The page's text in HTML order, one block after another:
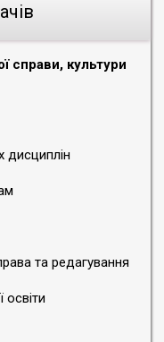
справи, культури
дисциплін
та редагування
освіти